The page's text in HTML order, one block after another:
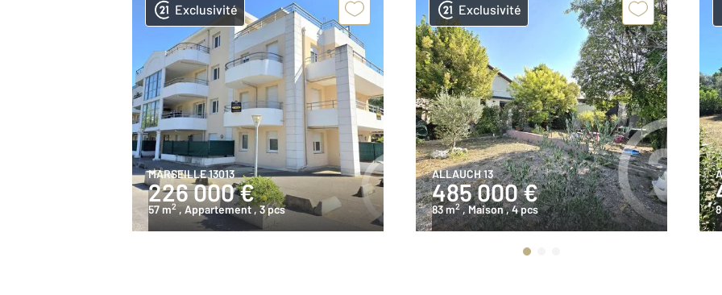
Exclusivité
MARSEILLE 13013
226 000 €
57 m2 , Appartement, 3 pcs
Exclusivité
ALLAUCH 13
485 000 €
83 m2 , Maison, 4 pcs